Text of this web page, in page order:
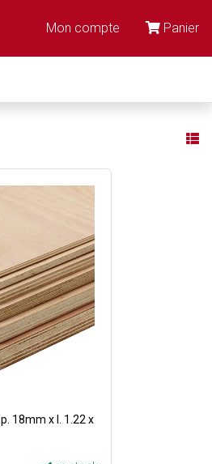
Mon compte Panier
18mm x l. 1.22 x